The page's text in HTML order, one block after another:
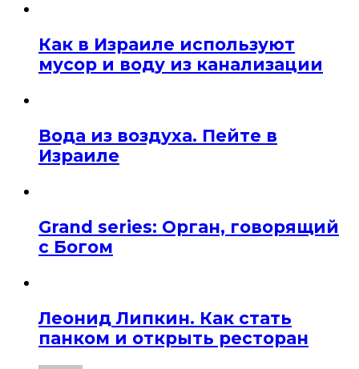
Как в Израиле используют
мусор и воду из канализации
Вода из воздуха. Пейте в
Израиле
Grand series: Орган, говорящий
с Богом
Леонид Липкин. Как стать
панком и открыть ресторан